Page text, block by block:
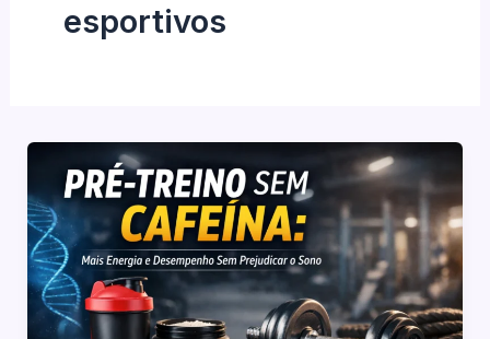
esportivos